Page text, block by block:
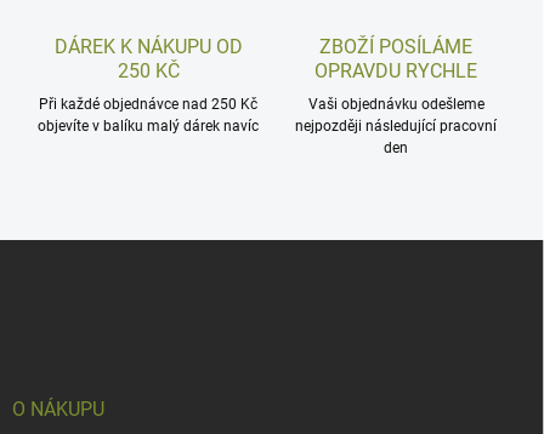
DÁREK K NÁKUPU OD
250 KČ
Při každé objednávce nad 250 Kč
objevíte v balíku malý dárek navíc
ZBOŽÍ POSÍLÁME
OPRAVDU RYCHLE
Vaši objednávku odešleme
nejpozději následující pracovní
den
O NÁKUPU